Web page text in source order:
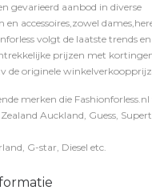
gevarieerd aanbod in diverse
accessoires,zowel
volgt de laatste trends
prijzen met
de originele
merken die
Auckland, Guess,
G-star, Diesel etc.